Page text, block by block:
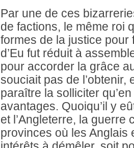
Par une de ces
de factions, le même roi
formes de la justice
d’Eu fut réduit à
pour accorder la grâce
souciait pas de l’obtenir,
paraître la solliciter
avantages. Quoiqu’il y
et l’Angleterre, la guerre
provinces où les Anglais